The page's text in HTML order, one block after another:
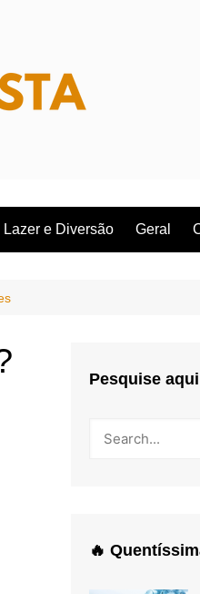
Lazer e Diversão Geral
Pesquise aqui
🔥